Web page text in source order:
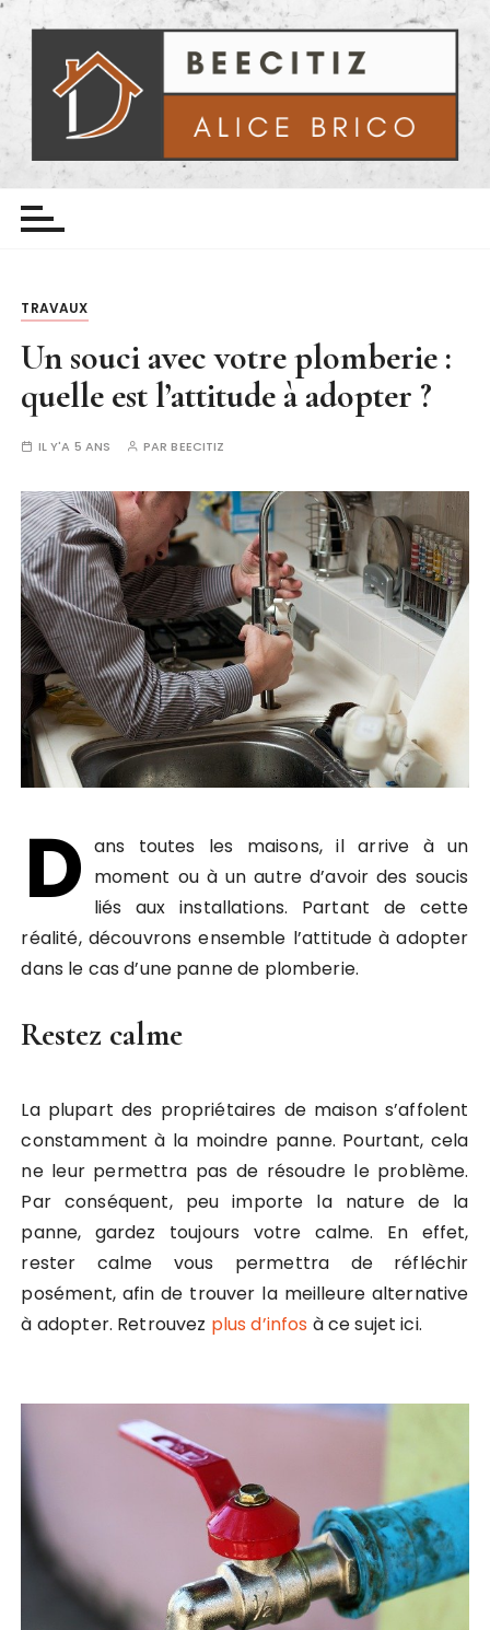
P
s
r
Beecitiz
Le Bricolage avec Alice
TRAVAUX
Un souci avec votre plomberie :
quelle est l’attitude à adopter ?
IL Y'A 5 ANS PARBEECITIZ
D ans toutes les maisons, il arrive à un
moment ou à un autre d’avoir des soucis
liés aux installations. Partant de cette
réalité, découvrons ensemble l’attitude à adopter
dans le cas d’une panne de plomberie.
Restez calme
La plupart des propriétaires de maison s’affolent
constamment à la moindre panne. Pourtant, cela
ne leur permettra pas de résoudre le problème.
Par conséquent, peu importe la nature de la
panne, gardez toujours votre calme. En effet,
rester calme vous permettra de réfléchir
posément, afin de trouver la meilleure alternative
à adopter. Retrouvez plus d’infos à ce sujet ici.